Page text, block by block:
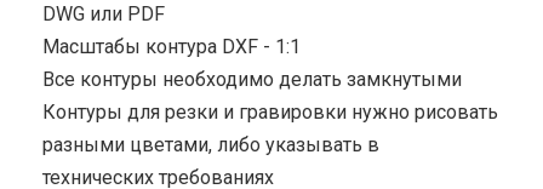
DWG или PDF
Масштабы контура DXF - 1:1
Все контуры необходимо делать замкнутыми
Контуры для резки и гравировки нужно рисовать
разными цветами, либо указывать в
технических требованиях